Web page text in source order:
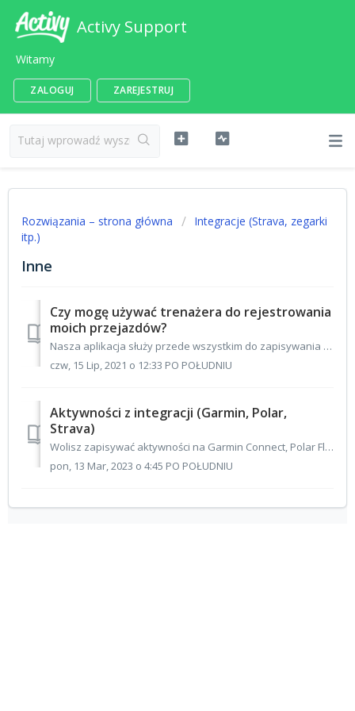
Activy Support
Witamy
ZALOGUJ ZAREJESTRUJ
Rozwiązania – strona główna
Integracje (Strava, zegarki
itp.)
Inne
Czy mogę używać trenażera do rejestrowania
moich przejazdów?
Nasza aplikacja służy przede wszystkim do zapisywania aktywności wykonywanych na świeżym powietrzu. Po pierwsze, zachęcamy w ten sposób użytkowników do wych...
czw, 15 Lip, 2021 o 12:33 PO POŁUDNIU
Aktywności z integracji (Garmin, Polar,
Strava)
Wolisz zapisywać aktywności na Garmin Connect, Polar Flow lub Stravie? Nie ma problemu. W Activy mamy szeroki wybór podkategorii sportów dostępnych w wyżej...
pon, 13 Mar, 2023 o 4:45 PO POŁUDNIU